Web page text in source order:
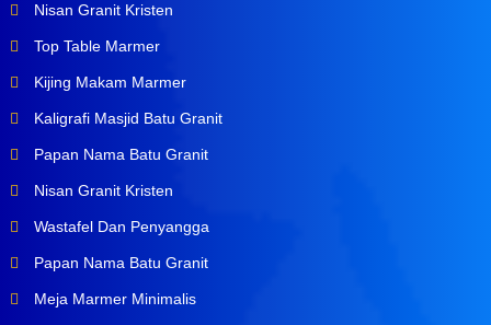
Nisan Granit Kristen
Top Table Marmer
Kijing Makam Marmer
Kaligrafi Masjid Batu Granit
Papan Nama Batu Granit
Nisan Granit Kristen
Wastafel Dan Penyangga
Papan Nama Batu Granit
Meja Marmer Minimalis